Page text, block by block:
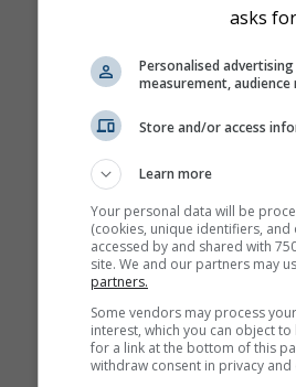
asks
Personalised
measurement,
Store and/or access
Learn more
Your personal data will be
(cookies, unique identifiers,
accessed by and shared with
site. We and our partners may
partners.
Some vendors may process
interest, which you can object
for a link at the bottom of this
withdraw consent in privacy and